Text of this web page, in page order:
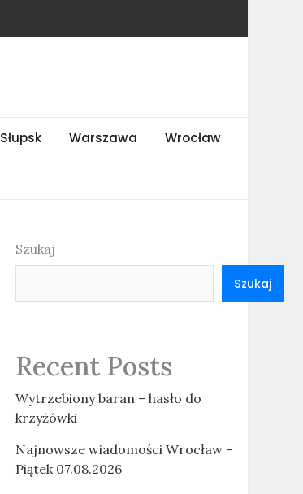
Słupsk Warszawa Wrocław
Szukaj
Szukaj
Recent Posts
Wytrzebiony baran – hasło do
krzyżówki
Najnowsze wiadomości Wrocław –
Piątek 07.08.2026